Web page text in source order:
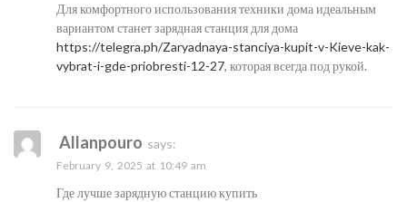
Для комфортного использования техники дома идеальным
вариантом станет зарядная станция для дома
https://telegra.ph/Zaryadnaya-stanciya-kupit-v-Kieve-kak-
vybrat-i-gde-priobresti-12-27, которая всегда под рукой.
Allanpouro says:
February 9, 2025 at 10:49 am
Где лучше зарядную станцию купить